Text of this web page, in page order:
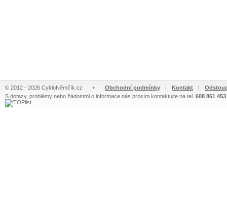
© 2012 - 2026 CykloNěmčík.cz • Obchodní podmínky | Kontakt |
S dotazy, problémy nebo žádostmi o informace nás prosím kontaktujte na tel. 608 861 453